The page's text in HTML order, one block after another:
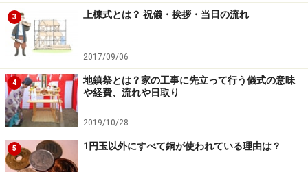
また、最近のニュースとして、中古住宅を買ってリフォ
ームする場合のローンも一体で利用できる「フラット35
リフォーム一体型」も登場。中古住宅の購入資金とリフ
ォーム工事費を一体でローンが組めるものです。住宅の
性能条件の多いフラット35としては珍しく、デザインリ
フォームや水回り、クロス張替えといった、どんな種類
のリフォームも対象になるところが嬉しいところです。
なおフラット35関連ローンについては優遇予算枠など更
3 上棟式とは？ 祝儀・挨拶・当日の流れ
2017/09/06
4
地鎮祭とは？家の工事に先立って行う儀式の意味
や経費、流れや日取り
2019/10/28
5 1円玉以外にすべて銅が使われている理由は？